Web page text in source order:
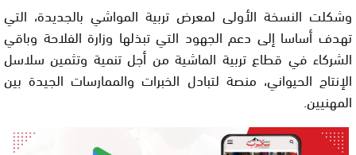
وشكلت النسخة الأولى لمعرض تربية المواشي بالجديدة، التي
تهدف أساسا إلى دعم الجهود التي تبذلها وزارة الفلاحة وباقي
الشركاء في قطاع تربية الماشية من أجل تنمية وتثمين سلاسل
الإنتاج الحيواني، منصة لتبادل الخبرات والممارسات الجيدة بين
المهنيين.